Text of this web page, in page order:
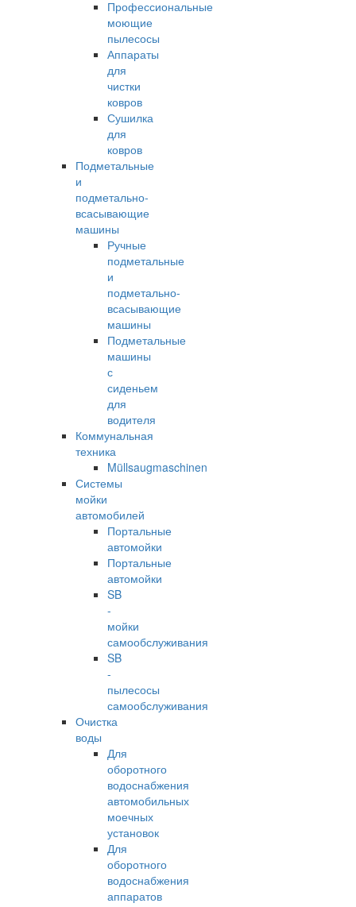
Профессиональные
моющие
пылесосы
Аппараты
для
чистки
ковров
Сушилка
для
ковров
Подметальные
и
подметально-
всасывающие
машины
Ручные
подметальные
и
подметально-
всасывающие
машины
Подметальные
машины
с
сиденьем
для
водителя
Коммунальная
техника
Müllsaugmaschinen
Системы
мойки
автомобилей
Портальные
автомойки
Портальные
автомойки
SB
-
мойки
самообслуживания
SB
-
пылесосы
самообслуживания
Очистка
воды
Для
оборотного
водоснабжения
автомобильных
моечных
установок
Для
оборотного
водоснабжения
аппаратов